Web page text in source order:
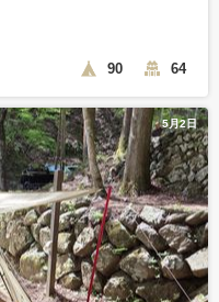
90 64
5月2日